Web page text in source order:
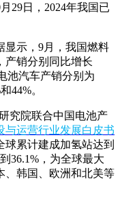
29日，2024年我国已
显示，9月，我国燃料
产销分别同比增长
池汽车产销分别为
44%。
究院联合中国电池产
与运营行业发展白皮书
球累计建成加氢站达到
36.1%，为全球最大
、韩国、欧洲和北美等